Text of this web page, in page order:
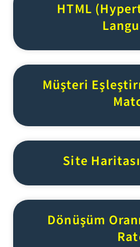
HTML
Müşteri
Site
Dönüşüm